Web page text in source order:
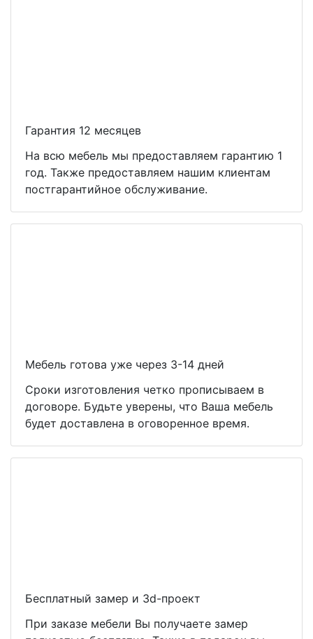
Гарантия 12 месяцев
На всю мебель мы предоставляем гарантию 1
год. Также предоставляем нашим клиентам
постгарантийное обслуживание.
Мебель готова уже через 3-14 дней
Сроки изготовления четко прописываем в
договоре. Будьте уверены, что Ваша мебель
будет доставлена в оговоренное время.
Бесплатный замер и 3d-проект
При заказе мебели Вы получаете замер